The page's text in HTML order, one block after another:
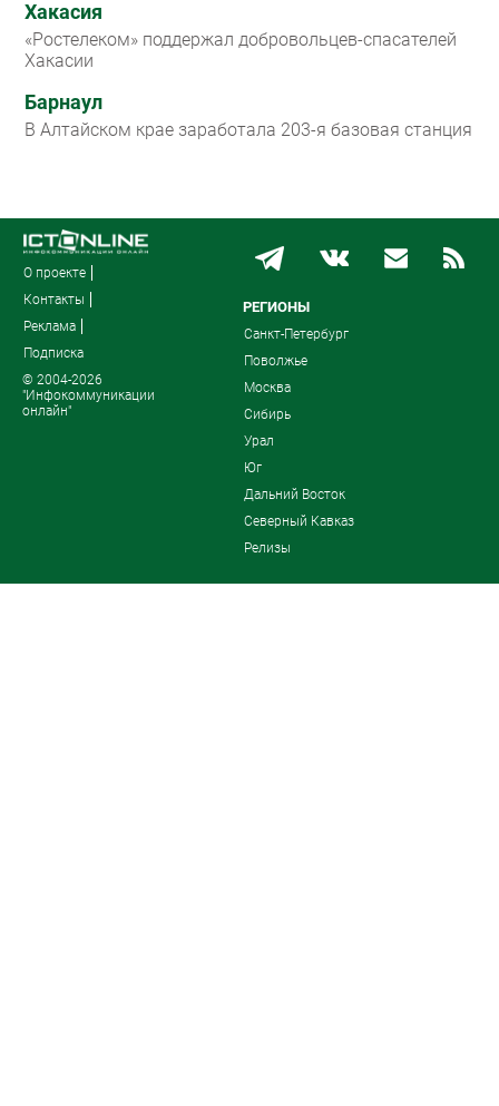
Хакасия
«Ростелеком» поддержал добровольцев-спасателей
Хакасии
Барнаул
В Алтайском крае заработала 203-я базовая станция
О проекте
Контакты
Реклама
Подписка
© 2004-2026
"Инфокоммуникации
онлайн"
РЕГИОНЫ
Санкт-Петербург
Поволжье
Москва
Сибирь
Урал
Юг
Дальний Восток
Северный Кавказ
Релизы